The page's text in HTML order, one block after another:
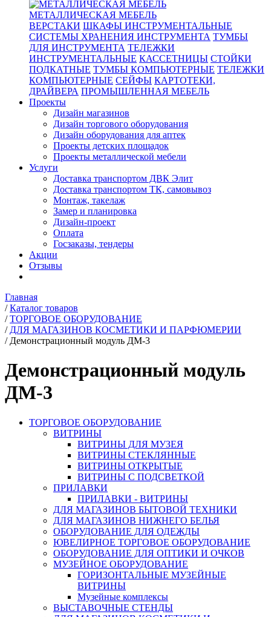
МЕТАЛЛИЧЕСКАЯ МЕБЕЛЬ
ВЕРСТАКИ ШКАФЫ ИНСТРУМЕНТАЛЬНЫЕ
СИСТЕМЫ ХРАНЕНИЯ ИНСТРУМЕНТА ТУМБЫ
ДЛЯ ИНСТРУМЕНТА ТЕЛЕЖКИ
ИНСТРУМЕНТАЛЬНЫЕ КАССЕТНИЦЫ СТОЙКИ
ПОДКАТНЫЕ ТУМБЫ КОМПЬЮТЕРНЫЕ ТЕЛЕЖКИ
КОМПЬЮТЕРНЫЕ СЕЙФЫ КАРТОТЕКИ,
ДРАЙВЕРА ПРОМЫШЛЕННАЯ МЕБЕЛЬ
Проекты
Дизайн магазинов
Дизайн торгового оборудования
Дизайн оборудования для аптек
Проекты детских площадок
Проекты металлической мебели
Услуги
Доставка транспортом ДВК Элит
Доставка транспортом ТК, самовывоз
Монтаж, такелаж
Замер и планировка
Дизайн-проект
Оплата
Госзаказы, тендеры
Акции
Отзывы
Главная
/ Каталог товаров
/ ТОРГОВОЕ ОБОРУДОВАНИЕ
/ ДЛЯ МАГАЗИНОВ КОСМЕТИКИ И ПАРФЮМЕРИИ
/ Демонстрационный модуль ДМ-3
Демонстрационный модуль
ДМ-3
ТОРГОВОЕ ОБОРУДОВАНИЕ
ВИТРИНЫ
ВИТРИНЫ ДЛЯ МУЗЕЯ
ВИТРИНЫ СТЕКЛЯННЫЕ
ВИТРИНЫ ОТКРЫТЫЕ
ВИТРИНЫ С ПОДСВЕТКОЙ
ПРИЛАВКИ
ПРИЛАВКИ - ВИТРИНЫ
ДЛЯ МАГАЗИНОВ БЫТОВОЙ ТЕХНИКИ
ДЛЯ МАГАЗИНОВ НИЖНЕГО БЕЛЬЯ
ОБОРУДОВАНИЕ ДЛЯ ОДЕЖДЫ
ЮВЕЛИРНОЕ ТОРГОВОЕ ОБОРУДОВАНИЕ
ОБОРУДОВАНИЕ ДЛЯ ОПТИКИ И ОЧКОВ
МУЗЕЙНОЕ ОБОРУДОВАНИЕ
ГОРИЗОНТАЛЬНЫЕ МУЗЕЙНЫЕ
ВИТРИНЫ
Музейные комплексы
ВЫСТАВОЧНЫЕ СТЕНДЫ